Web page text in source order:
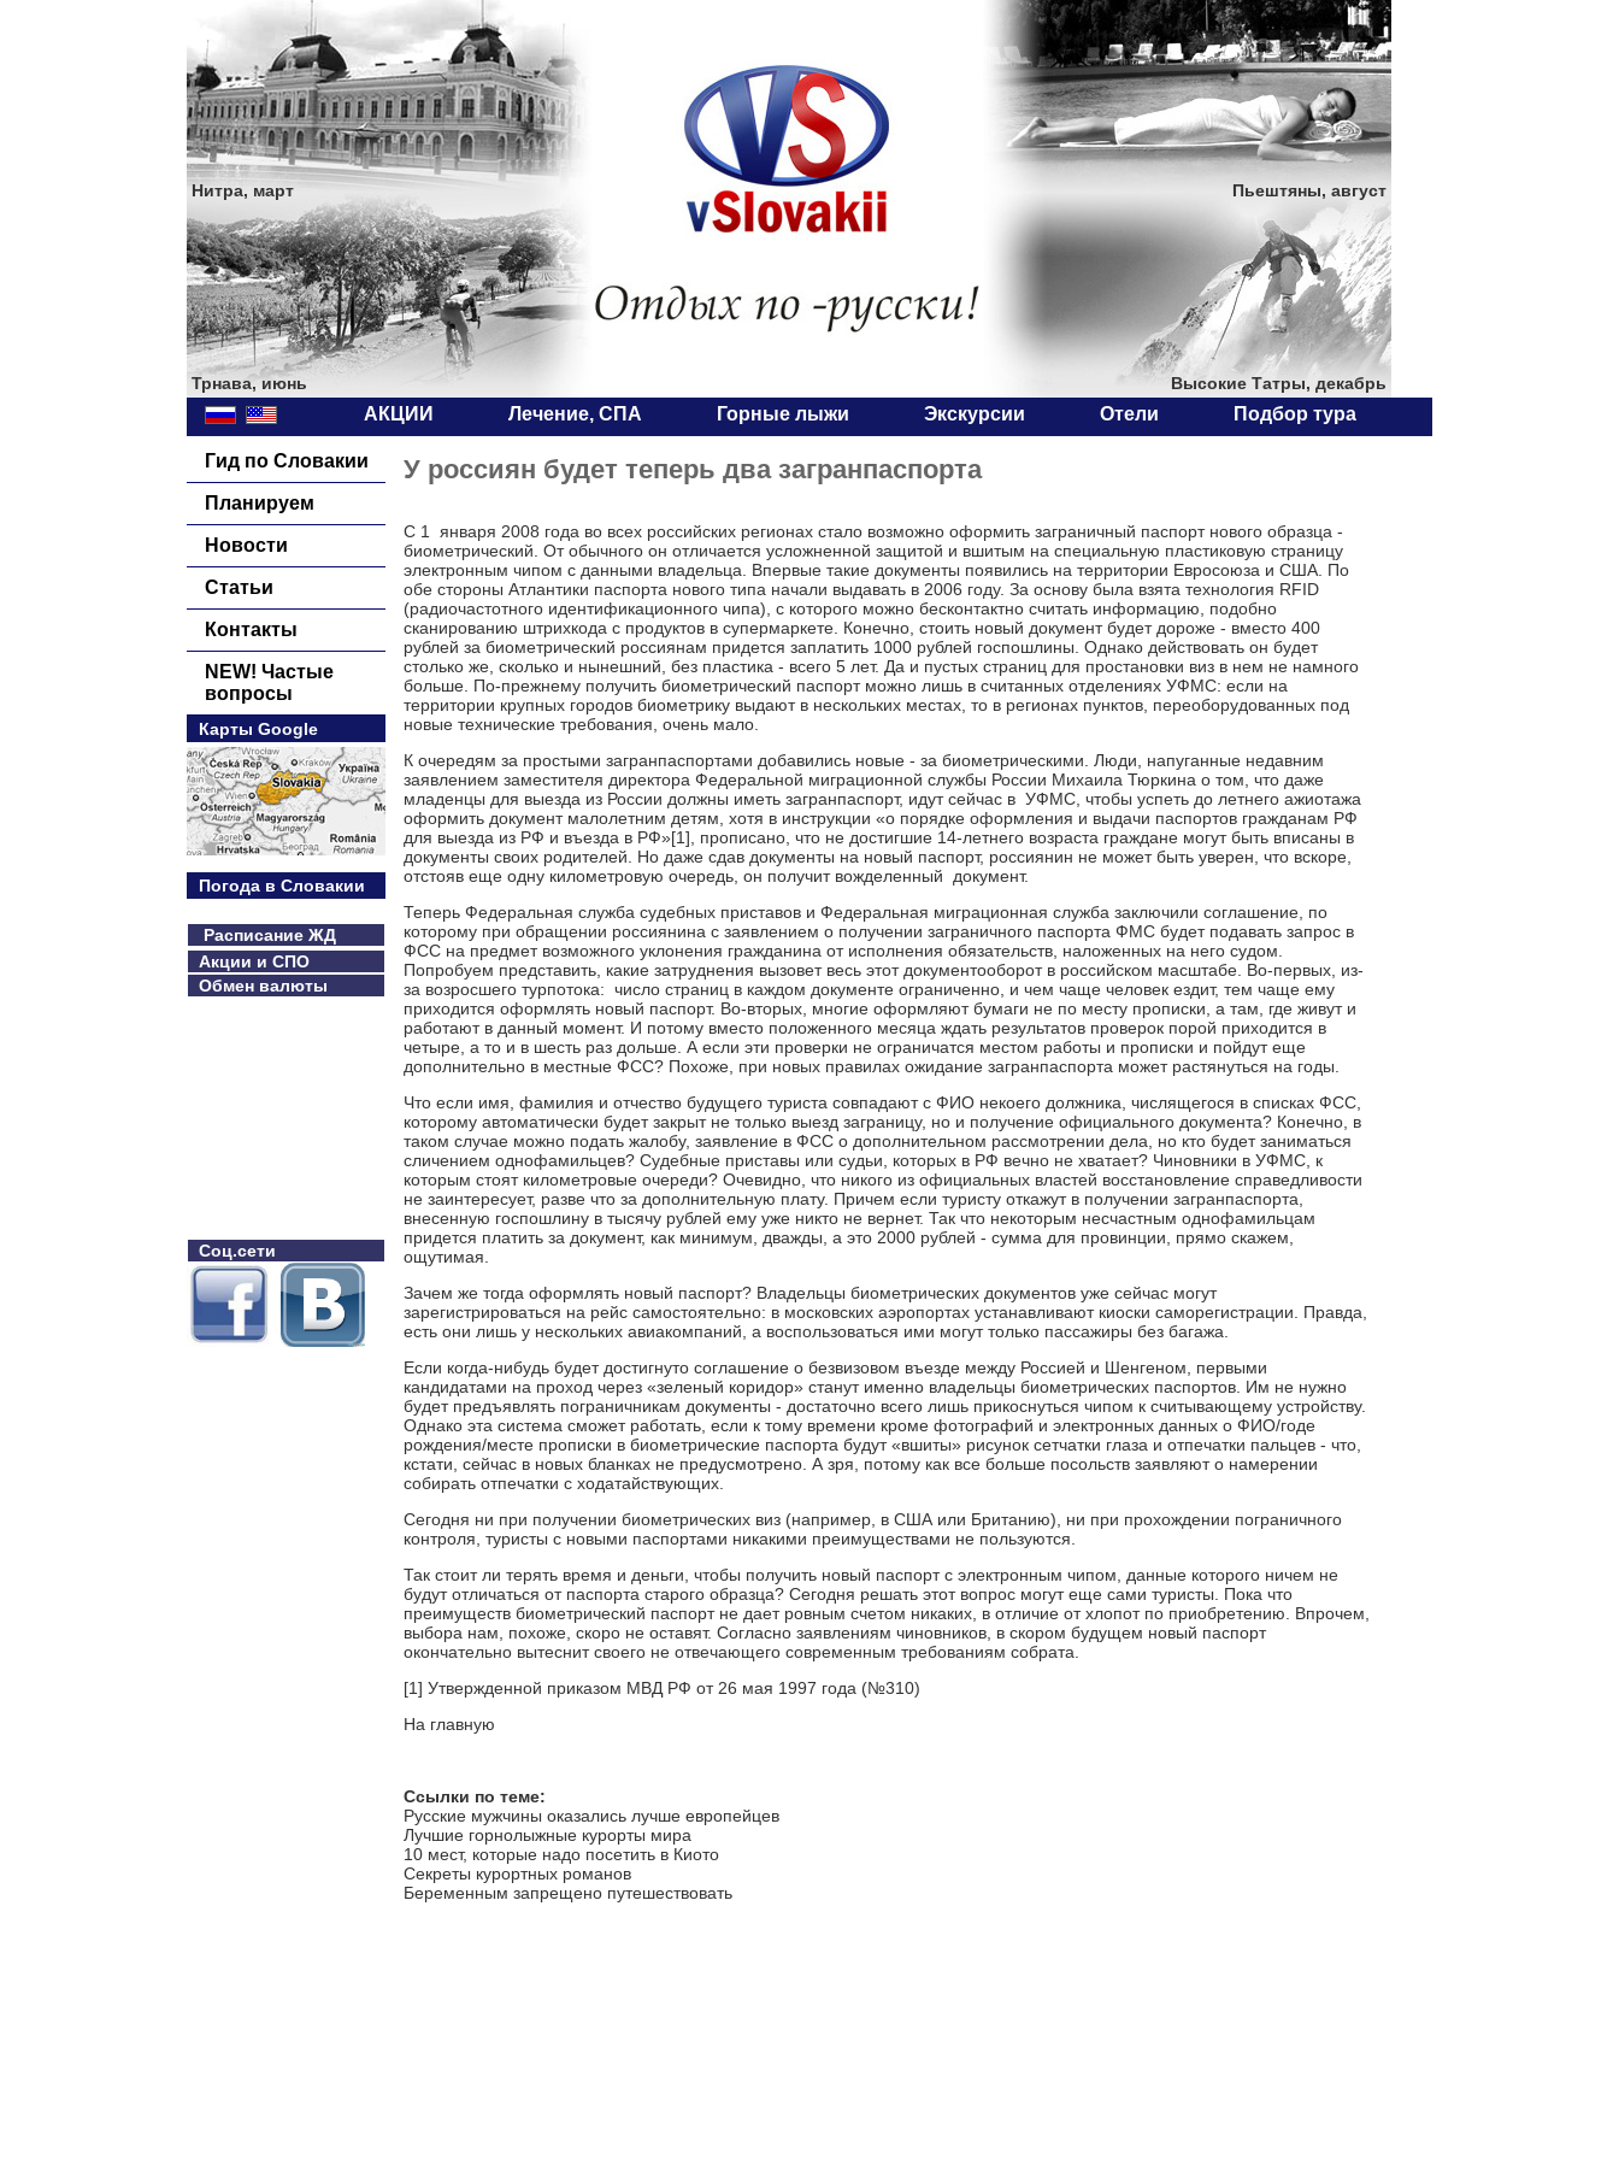
Нитра, март
Трнава, июнь
Пьештяны, август
Высокие Татры, декабрь
АКЦИИ Лечение, СПА Горные лыжи Экскурсии Отели Подбор тура
Гид по Словакии
Планируем
Новости
Статьи
Контакты
NEW! Частые
вопросы
Карты Google
Погода в Словакии
Расписание ЖД
Акции и СПО
Обмен валюты
Соц.сети
У россиян будет теперь два загранпаспорта
С 1 января 2008 года во всех российских регионах стало возможно оформить заграничный паспорт нового образца -
биометрический. От обычного он отличается усложненной защитой и вшитым на специальную пластиковую страницу
электронным чипом с данными владельца. Впервые такие документы появились на территории Евросоюза и США. По
обе стороны Атлантики паспорта нового типа начали выдавать в 2006 году. За основу была взята технология RFID
(радиочастотного идентификационного чипа), с которого можно бесконтактно считать информацию, подобно
сканированию штрихкода с продуктов в супермаркете. Конечно, стоить новый документ будет дороже - вместо 400
рублей за биометрический россиянам придется заплатить 1000 рублей госпошлины. Однако действовать он будет
столько же, сколько и нынешний, без пластика - всего 5 лет. Да и пустых страниц для простановки виз в нем не намного
больше. По-прежнему получить биометрический паспорт можно лишь в считанных отделениях УФМС: если на
территории крупных городов биометрику выдают в нескольких местах, то в регионах пунктов, переоборудованных под
новые технические требования, очень мало.
К очередям за простыми загранпаспортами добавились новые - за биометрическими. Люди, напуганные недавним
заявлением заместителя директора Федеральной миграционной службы России Михаила Тюркина о том, что даже
младенцы для выезда из России должны иметь загранпаспорт, идут сейчас в УФМС, чтобы успеть до летнего ажиотажа
оформить документ малолетним детям, хотя в инструкции «о порядке оформления и выдачи паспортов гражданам РФ
для выезда из РФ и въезда в РФ»[1], прописано, что не достигшие 14-летнего возраста граждане могут быть вписаны в
документы своих родителей. Но даже сдав документы на новый паспорт, россиянин не может быть уверен, что вскоре,
отстояв еще одну километровую очередь, он получит вожделенный документ.
Теперь Федеральная служба судебных приставов и Федеральная миграционная служба заключили соглашение, по
которому при обращении россиянина с заявлением о получении заграничного паспорта ФМС будет подавать запрос в
ФСС на предмет возможного уклонения гражданина от исполнения обязательств, наложенных на него судом.
Попробуем представить, какие затруднения вызовет весь этот документооборот в российском масштабе. Во-первых, из-
за возросшего турпотока: число страниц в каждом документе ограниченно, и чем чаще человек ездит, тем чаще ему
приходится оформлять новый паспорт. Во-вторых, многие оформляют бумаги не по месту прописки, а там, где живут и
работают в данный момент. И потому вместо положенного месяца ждать результатов проверок порой приходится в
четыре, а то и в шесть раз дольше. А если эти проверки не ограничатся местом работы и прописки и пойдут еще
дополнительно в местные ФСС? Похоже, при новых правилах ожидание загранпаспорта может растянуться на годы.
Что если имя, фамилия и отчество будущего туриста совпадают с ФИО некоего должника, числящегося в списках ФСС,
которому автоматически будет закрыт не только выезд заграницу, но и получение официального документа? Конечно, в
таком случае можно подать жалобу, заявление в ФСС о дополнительном рассмотрении дела, но кто будет заниматься
сличением однофамильцев? Судебные приставы или судьи, которых в РФ вечно не хватает? Чиновники в УФМС, к
которым стоят километровые очереди? Очевидно, что никого из официальных властей восстановление справедливости
не заинтересует, разве что за дополнительную плату. Причем если туристу откажут в получении загранпаспорта,
внесенную госпошлину в тысячу рублей ему уже никто не вернет. Так что некоторым несчастным однофамильцам
придется платить за документ, как минимум, дважды, а это 2000 рублей - сумма для провинции, прямо скажем,
ощутимая.
Зачем же тогда оформлять новый паспорт? Владельцы биометрических документов уже сейчас могут
зарегистрироваться на рейс самостоятельно: в московских аэропортах устанавливают киоски саморегистрации. Правда,
есть они лишь у нескольких авиакомпаний, а воспользоваться ими могут только пассажиры без багажа.
Если когда-нибудь будет достигнуто соглашение о безвизовом въезде между Россией и Шенгеном, первыми
кандидатами на проход через «зеленый коридор» станут именно владельцы биометрических паспортов. Им не нужно
будет предъявлять пограничникам документы - достаточно всего лишь прикоснуться чипом к считывающему устройству.
Однако эта система сможет работать, если к тому времени кроме фотографий и электронных данных о ФИО/годе
рождения/месте прописки в биометрические паспорта будут «вшиты» рисунок сетчатки глаза и отпечатки пальцев - что,
кстати, сейчас в новых бланках не предусмотрено. А зря, потому как все больше посольств заявляют о намерении
собирать отпечатки с ходатайствующих.
Сегодня ни при получении биометрических виз (например, в США или Британию), ни при прохождении пограничного
контроля, туристы с новыми паспортами никакими преимуществами не пользуются.
Так стоит ли терять время и деньги, чтобы получить новый паспорт с электронным чипом, данные которого ничем не
будут отличаться от паспорта старого образца? Сегодня решать этот вопрос могут еще сами туристы. Пока что
преимуществ биометрический паспорт не дает ровным счетом никаких, в отличие от хлопот по приобретению. Впрочем,
выбора нам, похоже, скоро не оставят. Согласно заявлениям чиновников, в скором будущем новый паспорт
окончательно вытеснит своего не отвечающего современным требованиям собрата.
[1] Утвержденной приказом МВД РФ от 26 мая 1997 года (№310)
На главную
Ссылки по теме:
Русские мужчины оказались лучше европейцев
Лучшие горнолыжные курорты мира
10 мест, которые надо посетить в Киото
Секреты курортных романов
Беременным запрещено путешествовать